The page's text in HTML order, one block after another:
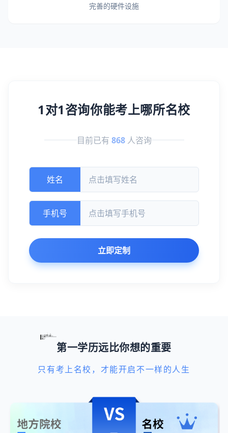
完善的硬件设施
1对1咨询你能考上哪所名校
目前已有 868 人咨询
姓名
手机号
立即定制
第一学历远比你想的重要
只有考上名校，才能开启不一样的人生